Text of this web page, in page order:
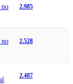
no
2.985
no
2.528
2.487